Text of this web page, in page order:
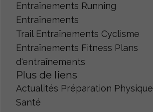
Entraînements Running
Entraînements
Trail Entraînements Cyclisme
Entraînements Fitness Plans
d'entraînements
Plus de liens
Actualités Préparation Physique
Santé